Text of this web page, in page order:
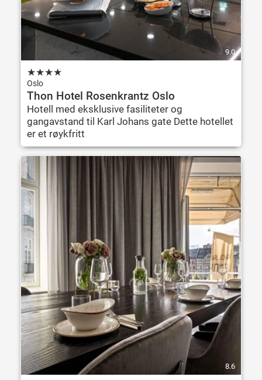
9.0
★★★★
Oslo
Thon Hotel Rosenkrantz Oslo
Hotell med eksklusive fasiliteter og
gangavstand til Karl Johans gate Dette hotellet
er et røykfritt
8.6